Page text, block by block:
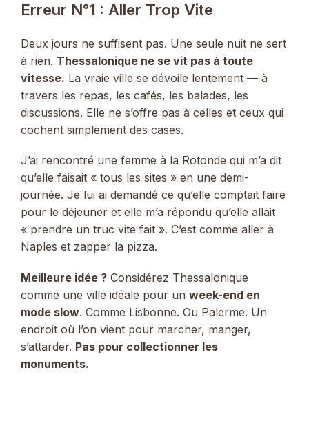
Erreur N°1 : Aller Trop Vite
Deux jours ne suffisent pas. Une seule nuit ne sert
à rien. Thessalonique ne se vit pas à toute
vitesse. La vraie ville se dévoile lentement — à
travers les repas, les cafés, les balades, les
discussions. Elle ne s’offre pas à celles et ceux qui
cochent simplement des cases.
J’ai rencontré une femme à la Rotonde qui m’a dit
qu’elle faisait « tous les sites » en une demi-
journée. Je lui ai demandé ce qu’elle comptait faire
pour le déjeuner et elle m’a répondu qu’elle allait
« prendre un truc vite fait ». C’est comme aller à
Naples et zapper la pizza.
Meilleure idée ? Considérez Thessalonique
comme une ville idéale pour un week-end en
mode slow. Comme Lisbonne. Ou Palerme. Un
endroit où l’on vient pour marcher, manger,
s’attarder. Pas pour collectionner les
monuments.